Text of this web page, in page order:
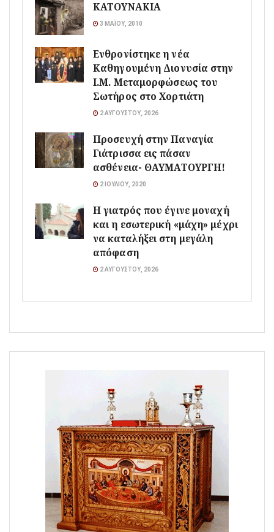
ΚΑΤΟΥΝΑΚΙΑ
3 ΜΑΪ́ΟΥ, 2010
Ενθρονίστηκε η νέα
Καθηγουμένη Διονυσία στην
Ι.Μ. Μεταμορφώσεως του
Σωτήρος στο Χορτιάτη
2 ΑΥΓΟΎΣΤΟΥ, 2026
Προσευχή στην Παναγία
Γιάτρισσα εις πάσαν
ασθένεια- ΘΑΥΜΑΤΟΥΡΓΗ!
2 ΙΟΥΛΊΟΥ, 2020
Η γιατρός που έγινε μοναχή
και η εσωτερική «μάχη» μέχρι
να καταλήξει στη μεγάλη
απόφαση
2 ΑΥΓΟΎΣΤΟΥ, 2026